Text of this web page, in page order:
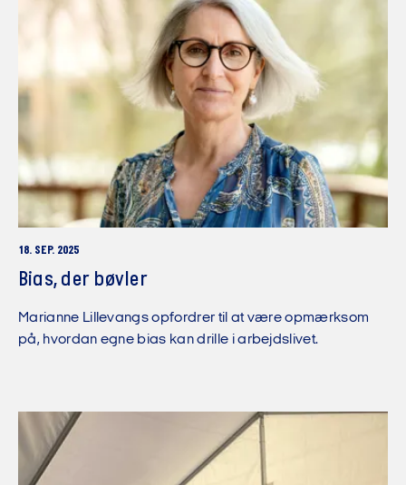
18. SEP. 2025
Bias, der bøvler
Marianne Lillevangs opfordrer til at være opmærksom
på, hvordan egne bias kan drille i arbejdslivet.